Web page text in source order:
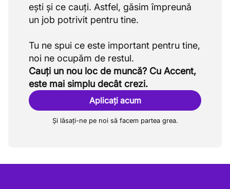
ești și ce cauți. Astfel, găsim împreună
un job potrivit pentru tine.
Tu ne spui ce este important pentru tine,
Cauți un nou loc de muncă? Cu Accent,
este mai simplu decât crezi.
Aplicați acum
Și lăsați-ne pe noi să facem partea grea.